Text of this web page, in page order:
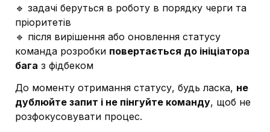
🔹 задачі беруться в роботу в порядку черги та
пріоритетів
🔹 після вирішення або оновлення статусу
команда розробки повертається до ініціатора
бага з фідбеком
До моменту отримання статусу, будь ласка, не
дублюйте запит і не пінгуйте команду, щоб не
розфокусовувати процес.